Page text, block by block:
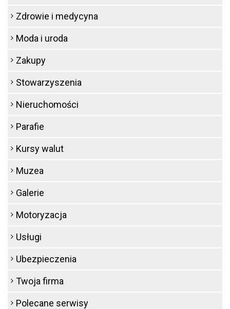
Zdrowie i medycyna
Moda i uroda
Zakupy
Stowarzyszenia
Nieruchomości
Parafie
Kursy walut
Muzea
Galerie
Motoryzacja
Usługi
Ubezpieczenia
Twoja firma
Polecane serwisy